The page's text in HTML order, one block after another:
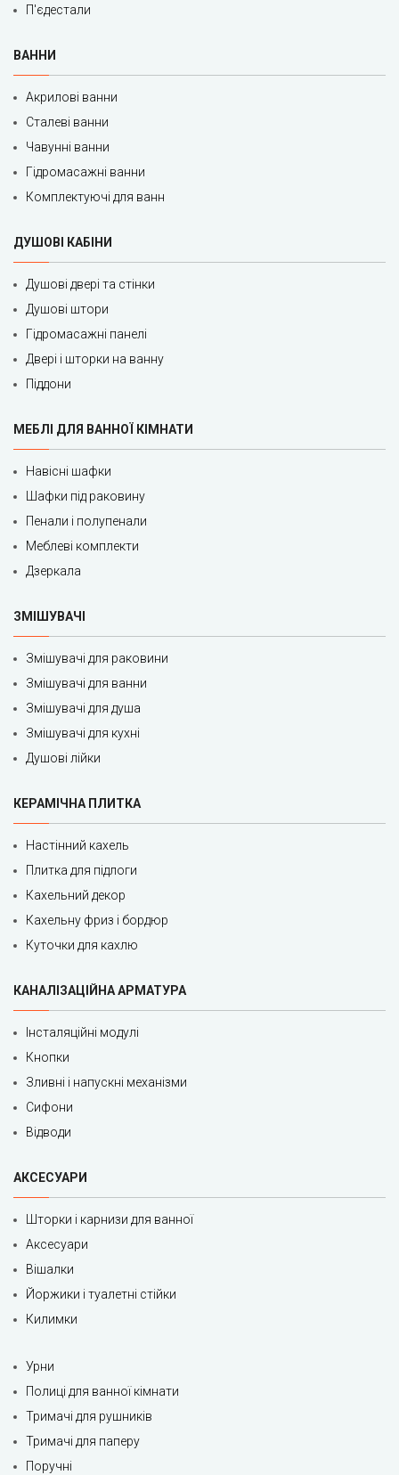
П'єдестали
ВАННИ
Акрилові ванни
Сталеві ванни
Чавунні ванни
Гідромасажні ванни
Комплектуючі для ванн
ДУШОВІ КАБІНИ
Душові двері та стінки
Душові штори
Гідромасажні панелі
Двері і шторки на ванну
Піддони
МЕБЛІ ДЛЯ ВАННОЇ КІМНАТИ
Навісні шафки
Шафки під раковину
Пенали і полупенали
Меблеві комплекти
Дзеркала
ЗМІШУВАЧІ
Змішувачі для раковини
Змішувачі для ванни
Змішувачі для душа
Змішувачі для кухні
Душові лійки
КЕРАМІЧНА ПЛИТКА
Настінний кахель
Плитка для підлоги
Кахельний декор
Кахельну фриз і бордюр
Куточки для кахлю
КАНАЛІЗАЦІЙНА АРМАТУРА
Інсталяційні модулі
Кнопки
Зливні і напускні механізми
Сифони
Відводи
АКСЕСУАРИ
Шторки і карнизи для ванної
Аксесуари
Вішалки
Йоржики і туалетні стійки
Килимки
Урни
Полиці для ванної кімнати
Тримачі для рушників
Тримачі для паперу
Поручні